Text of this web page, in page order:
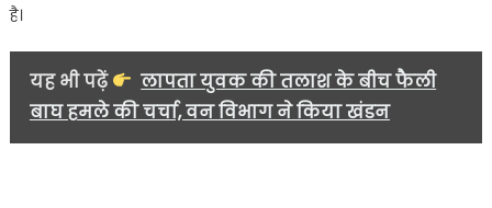
है।
यह भी पढ़ें
लापता युवक की तलाश के बीच फैली
बाघ हमले की चर्चा, वन विभाग ने किया खंडन